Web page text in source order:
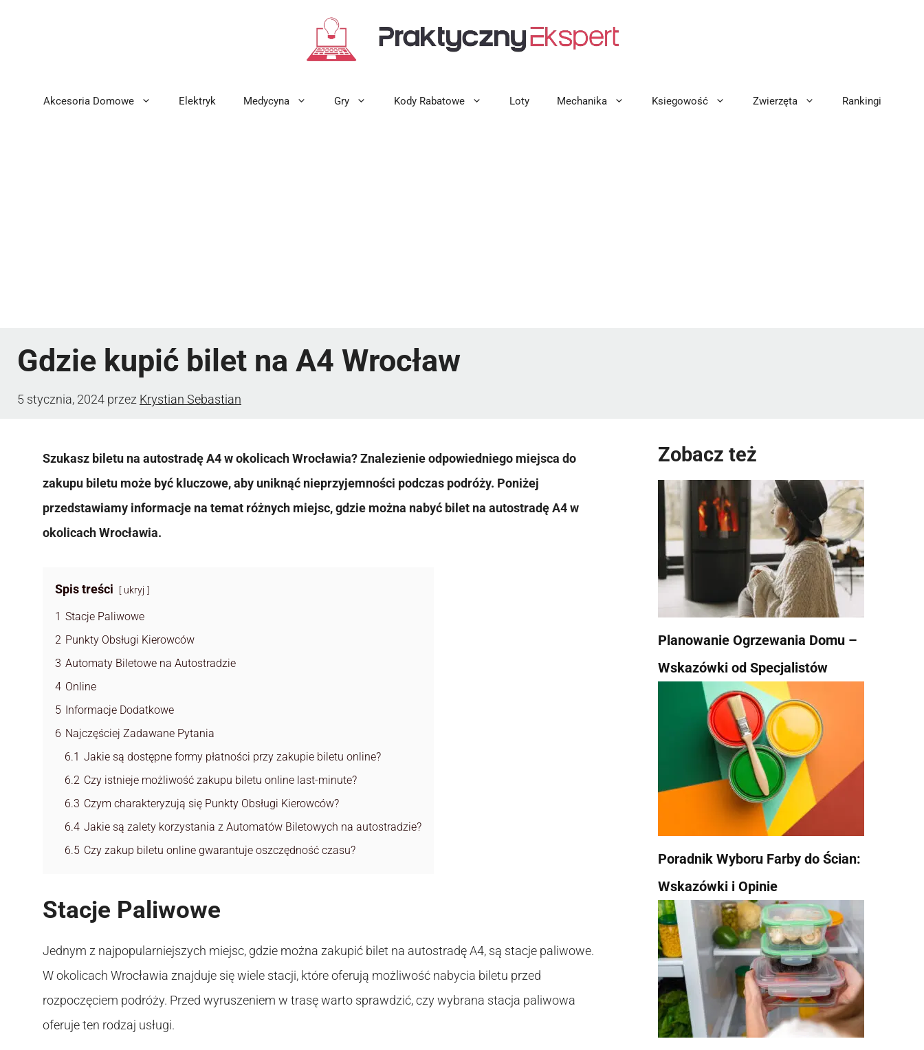
Akcesoria Domowe Elektryk Medycyna Gry Kody Rabatowe Loty Mechanika Ksiegowość Zwierzęta Rankingi
Gdzie kupić bilet na A4 Wrocław
5 stycznia, 2024 przez Krystian Sebastian
Szukasz biletu na autostradę A4 w okolicach Wrocławia? Znalezienie odpowiedniego miejsca do
zakupu biletu może być kluczowe, aby uniknąć nieprzyjemności podczas podróży. Poniżej
przedstawiamy informacje na temat różnych miejsc, gdzie można nabyć bilet na autostradę A4 w
okolicach Wrocławia.
Spis treści ukryj
1 Stacje Paliwowe
2 Punkty Obsługi Kierowców
3 Automaty Biletowe na Autostradzie
4 Online
5 Informacje Dodatkowe
6 Najczęściej Zadawane Pytania
6.1 Jakie są dostępne formy płatności przy zakupie biletu online?
6.2 Czy istnieje możliwość zakupu biletu online last-minute?
6.3 Czym charakteryzują się Punkty Obsługi Kierowców?
6.4 Jakie są zalety korzystania z Automatów Biletowych na autostradzie?
6.5 Czy zakup biletu online gwarantuje oszczędność czasu?
Stacje Paliwowe
Jednym z najpopularniejszych miejsc, gdzie można zakupić bilet na autostradę A4, są stacje paliwowe.
W okolicach Wrocławia znajduje się wiele stacji, które oferują możliwość nabycia biletu przed
rozpoczęciem podróży. Przed wyruszeniem w trasę warto sprawdzić, czy wybrana stacja paliwowa
oferuje ten rodzaj usługi.
Zobacz też
Planowanie Ogrzewania Domu –
Wskazówki od Specjalistów
Poradnik Wyboru Farby do Ścian:
Wskazówki i Opinie